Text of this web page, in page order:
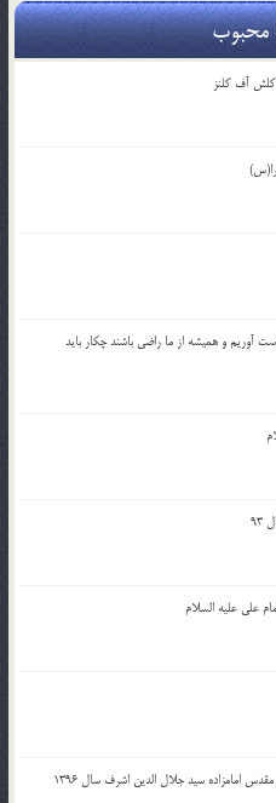
محبوب
آف کلنز
آوريم و هميشه از ما راضي باشند چكار بايد
علی علیه السلام
امامزاده سید جلال الدین اشرف سال 1396